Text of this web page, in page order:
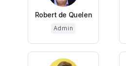
Robert de Quelen
Admin